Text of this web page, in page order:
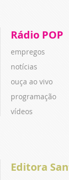
Rádio POP
empregos
notícias
ouça ao vivo
programação
vídeos
Editora